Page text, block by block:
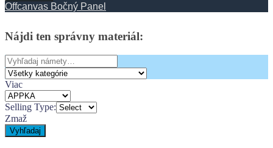
Offcanvas Bočný Panel
Nájdi ten správny materiál:
Search
for:
Viac
Selling Type:
Zmaž
Vyhľadaj